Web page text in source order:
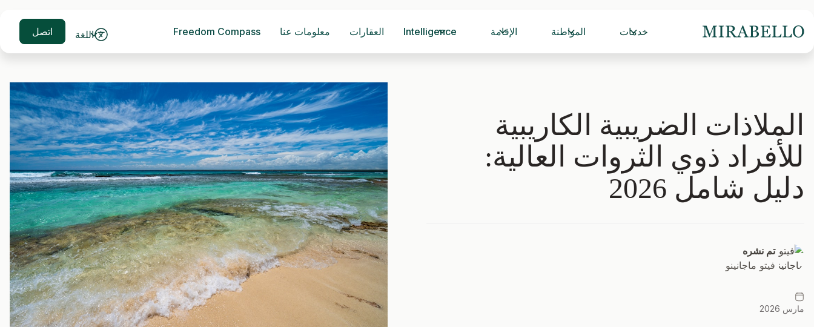
خدمات المواطنة الإقامة Intelligence العقارات معلومات عنا Freedom Compass اللغة اتصل
الملاذات الضريبية الكاريبية
للأفراد ذوي الثروات العالية:
دليل شامل 2026
تم نشره
فيتو ماجانينو
مارس 2026